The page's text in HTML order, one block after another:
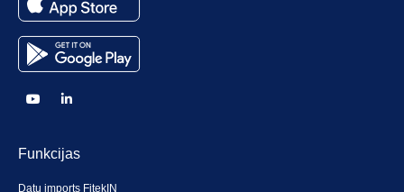
Funkcijas
Datu imports FitekIN